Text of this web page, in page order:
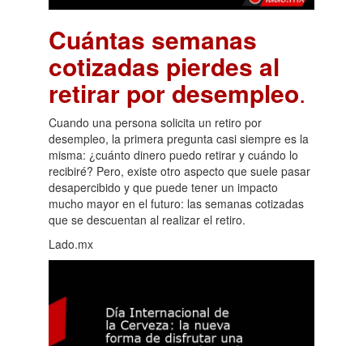
Cuántas semanas
cotizadas pierdes al
retirar por desempleo.
Cuando una persona solicita un retiro por
desempleo, la primera pregunta casi siempre es la
misma: ¿cuánto dinero puedo retirar y cuándo lo
recibiré? Pero, existe otro aspecto que suele pasar
desapercibido y que puede tener un impacto
mucho mayor en el futuro: las semanas cotizadas
que se descuentan al realizar el retiro.
Lado.mx